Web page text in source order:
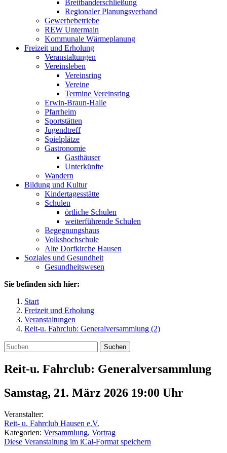
Breitbanderschließung
Regionaler Planungsverband
Gewerbebetriebe
REW Untermain
Kommunale Wärmeplanung
Freizeit und Erholung
Veranstaltungen
Vereinsleben
Vereinsring
Vereine
Termine Vereinsring
Erwin-Braun-Halle
Pfarrheim
Sportstätten
Jugendtreff
Spielplätze
Gastronomie
Gasthäuser
Unterkünfte
Wandern
Bildung und Kultur
Kindertagesstätte
Schulen
örtliche Schulen
weiterführende Schulen
Begegnungshaus
Volkshochschule
Alte Dorfkirche Hausen
Soziales und Gesundheit
Gesundheitswesen
Sie befinden sich hier:
Start
Freizeit und Erholung
Veranstaltungen
Reit-u. Fahrclub: Generalversammlung (2)
Suchen
Reit-u. Fahrclub: Generalversammlung
Samstag, 21. März 2026 19:00 Uhr
Veranstalter:
Reit- u. Fahrclub Hausen e.V.
Kategorien: Versammlung, Vortrag
Diese Veranstaltung im iCal-Format speichern